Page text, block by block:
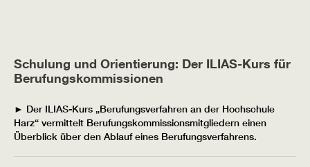
Schulung und Orientierung: Der ILIAS-Kurs für
Berufungskommissionen
► Der ILIAS-Kurs „Berufungsverfahren an der Hochschule
Harz“ vermittelt Berufungskommissionsmitgliedern einen
Überblick über den Ablauf eines Berufungsverfahrens.